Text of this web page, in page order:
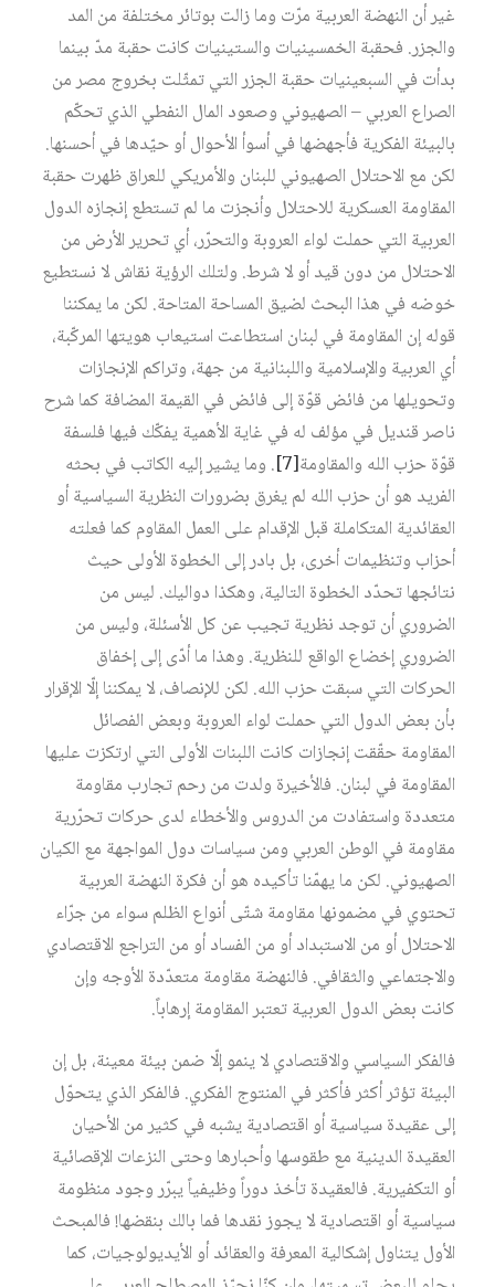
غير أن النهضة العربية مرّت وما زالت بوتائر مختلفة من المد
والجزر. فحقبة الخمسينيات والستينيات كانت حقبة مدّ بينما
بدأت في السبعينيات حقبة الجزر التي تمثّلت بخروج مصر من
الصراع العربي – الصهيوني وصعود المال النفطي الذي تحكّم
بالبيئة الفكرية فأجهضها في أسوأ الأحوال أو حيّدها في أحسنها.
لكن مع الاحتلال الصهيوني للبنان والأمريكي للعراق ظهرت حقبة
المقاومة العسكرية للاحتلال وأنجزت ما لم تستطع إنجازه الدول
العربية التي حملت لواء العروبة والتحرّر، أي تحرير الأرض من
الاحتلال من دون قيد أو لا شرط. ولتلك الرؤية نقاش لا نستطيع
خوضه في هذا البحث لضيق المساحة المتاحة. لكن ما يمكننا
قوله إن المقاومة في لبنان استطاعت استيعاب هويتها المركّبة،
أي العربية والإسلامية واللبنانية من جهة، وتراكم الإنجازات
وتحويلها من فائض قوّة إلى فائض في القيمة المضافة كما شرح
ناصر قنديل في مؤلف له في غاية الأهمية يفكّك فيها فلسفة
قوّة حزب الله والمقاومة‏[7]
. وما يشير إليه الكاتب في بحثه
الفريد هو أن حزب الله لم يغرق بضرورات النظرية السياسية أو
العقائدية المتكاملة قبل الإقدام على العمل المقاوم كما فعلته
أحزاب وتنظيمات أخرى، بل بادر إلى الخطوة الأولى حيث
نتائجها تحدّد الخطوة التالية، وهكذا دواليك. ليس من
الضروري أن توجد نظرية تجيب عن كل الأسئلة، وليس من
الضروري إخضاع الواقع للنظرية. وهذا ما أدّى إلى إخفاق
الحركات التي سبقت حزب الله. لكن للإنصاف، لا يمكننا إلّا الإقرار
بأن بعض الدول التي حملت لواء العروبة وبعض الفصائل
المقاومة حقّقت إنجازات كانت اللبنات الأولى التي ارتكزت عليها
المقاومة في لبنان. فالأخيرة ولدت من رحم تجارب مقاومة
متعددة واستفادت من الدروس والأخطاء لدى حركات تحرّرية
مقاومة في الوطن العربي ومن سياسات دول المواجهة مع الكيان
الصهيوني. لكن ما يهمّنا تأكيده هو أن فكرة النهضة العربية
تحتوي في مضمونها مقاومة شتّى أنواع الظلم سواء من جرّاء
الاحتلال أو من الاستبداد أو من الفساد أو من التراجع الاقتصادي
والاجتماعي والثقافي. فالنهضة مقاومة متعدّدة الأوجه وإن
كانت بعض الدول العربية تعتبر المقاومة إرهاباً.
فالفكر السياسي والاقتصادي لا ينمو إلّا ضمن بيئة معينة، بل إن
البيئة تؤثر أكثر فأكثر في المنتوج الفكري. فالفكر الذي يتحوّل
إلى عقيدة سياسية أو اقتصادية يشبه في كثير من الأحيان
العقيدة الدينية مع طقوسها وأحبارها وحتى النزعات الإقصائية
أو التكفيرية. فالعقيدة تأخذ دوراً وظيفياً يبرّر وجود منظومة
سياسية أو اقتصادية لا يجوز نقدها فما بالك بنقضها! فالمبحث
الأول يتناول إشكالية المعرفة والعقائد أو الأيديولوجيات، كما